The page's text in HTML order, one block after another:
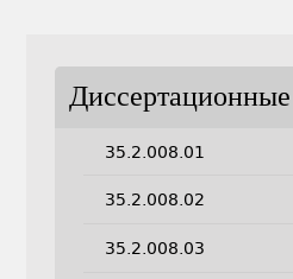
35.2.008.01
35.2.008.02
35.2.008.03